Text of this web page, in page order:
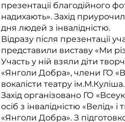
презентації благодійного
надихають». Захід
дня людей з інвалідністю.
Відразу після презентації
представили виставу «Ми
Участь у ній взяли діти
«Янголи Добра», члени ГО
вокалісти театру ім.М.Куліша.
Захід організовано ГО
осіб з інвалідністю «Велід»
«Янголи Добра». З